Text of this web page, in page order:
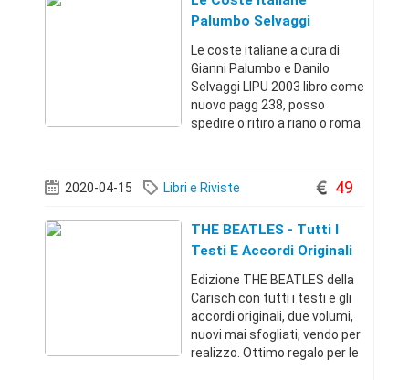
Palumbo Selvaggi
Biodiversità 2003
Le coste italiane a cura di
Gianni Palumbo e Danilo
Selvaggi LIPU 2003 libro come
nuovo pagg 238, posso
spedire o ritiro a riano o roma
mani e curato da Gianni
Palumbo e Danilo Selvaggi,
2020-04-15 Libri e Riviste 49
THE BEATLES - Tutti I
Testi E Accordi Originali
Edizione Carisch
Edizione THE BEATLES della
Carisch con tutti i testi e gli
accordi originali, due volumi,
nuovi mai sfogliati, vendo per
realizzo. Ottimo regalo per le